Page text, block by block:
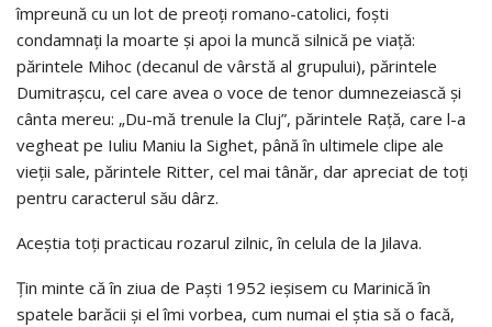
împreună cu un lot de preoți romano-catolici, foști
condamnați la moarte și apoi la muncă silnică pe viață:
părintele Mihoc (decanul de vârstă al grupului), părintele
Dumitrașcu, cel care avea o voce de tenor dumnezeiască și
cânta mereu: „Du-mă trenule la Cluj”, părintele Rață, care l-a
vegheat pe Iuliu Maniu la Sighet, până în ultimele clipe ale
vieții sale, părintele Ritter, cel mai tânăr, dar apreciat de toți
pentru caracterul său dârz.
Aceștia toți practicau rozarul zilnic, în celula de la Jilava.
Țin minte că în ziua de Paști 1952 ieșisem cu Marinică în
spatele barăcii și el îmi vorbea, cum numai el știa să o facă,